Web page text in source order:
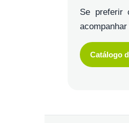
Se preferir
Catálogo